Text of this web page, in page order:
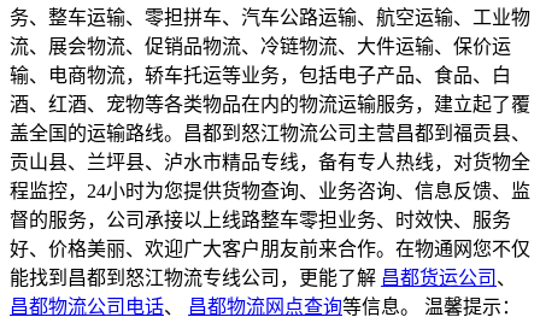
务、整车运输、零担拼车、汽车公路运输、航空运输、工业物
流、展会物流、促销品物流、冷链物流、大件运输、保价运
输、电商物流，轿车托运等业务，包括电子产品、食品、白
酒、红酒、宠物等各类物品在内的物流运输服务，建立起了覆
盖全国的运输路线。昌都到怒江物流公司主营昌都到福贡县、
贡山县、兰坪县、泸水市精品专线，备有专人热线，对货物全
程监控，24小时为您提供货物查询、业务咨询、信息反馈、监
督的服务，公司承接以上线路整车零担业务、时效快、服务
好、价格美丽、欢迎广大客户朋友前来合作。在物通网您不仅
能找到昌都到怒江物流专线公司，更能了解 昌都货运公司 、
昌都物流公司电话、 昌都物流网点查询等信息。 温馨提示：